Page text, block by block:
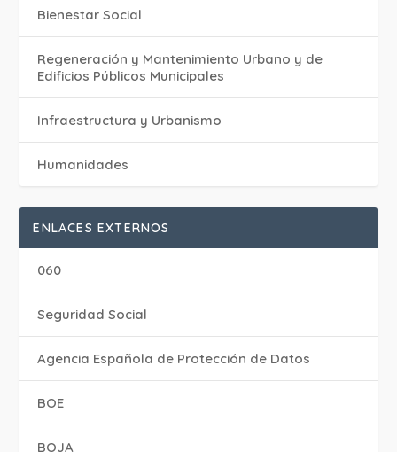
Bienestar Social
Regeneración y Mantenimiento Urbano y de
Edificios Públicos Municipales
Infraestructura y Urbanismo
Humanidades
ENLACES EXTERNOS
060
Seguridad Social
Agencia Española de Protección de Datos
BOE
BOJA